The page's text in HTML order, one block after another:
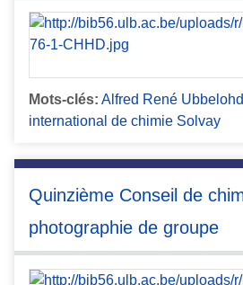
Mots-clés: Alfred René
international de chimie Solvay
Quinzième Conseil de
photographie de groupe